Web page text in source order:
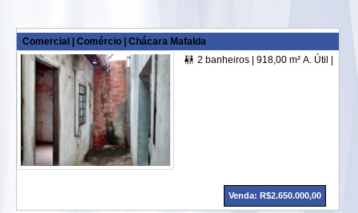
Comercial | Comércio | Chácara Mafalda
 2 banheiros | 918,00 m² A. Útil |
Venda: R$2.650.000,00